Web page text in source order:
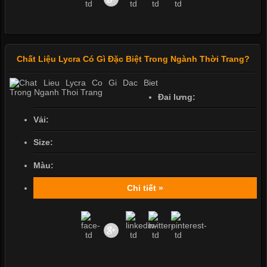
Chất Liệu Lycra Có Gì Đặc Biệt Trong Ngành Thời Trang?
Đai lưng:
Vải:
Size:
Màu:
Chi tiết »